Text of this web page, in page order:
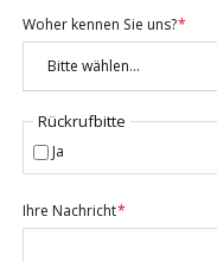
Pflichtfeld
Woher kennen Sie uns?*
Rückrufbitte
Ja
Pflichtfeld
Ihre Nachricht*